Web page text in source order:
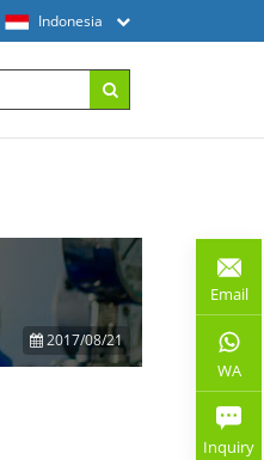
Indonesia
2017/08/21
Email
WA
Inquiry